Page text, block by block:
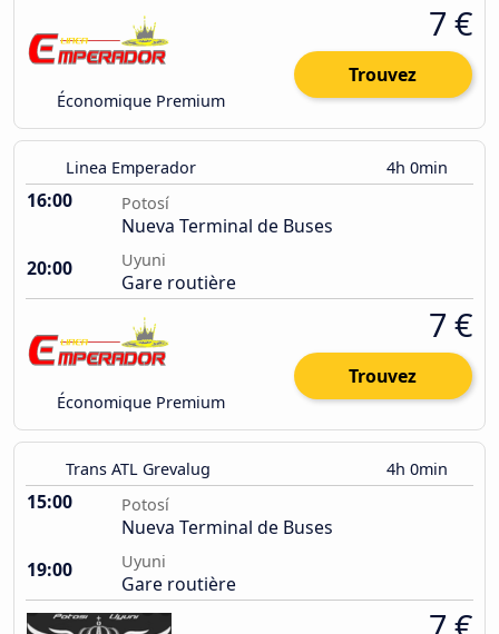
Économique Premium
7 €
Trouvez
Linea Emperador 4h 0min
16:00 Potosí
Nueva Terminal de Buses
20:00
Uyuni
Gare routière
Économique Premium
7 €
Trouvez
Trans ATL Grevalug 4h 0min
15:00 Potosí
Nueva Terminal de Buses
19:00
Uyuni
Gare routière